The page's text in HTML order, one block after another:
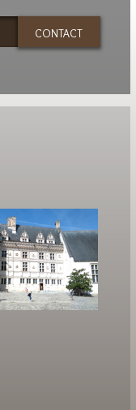
CONTACT